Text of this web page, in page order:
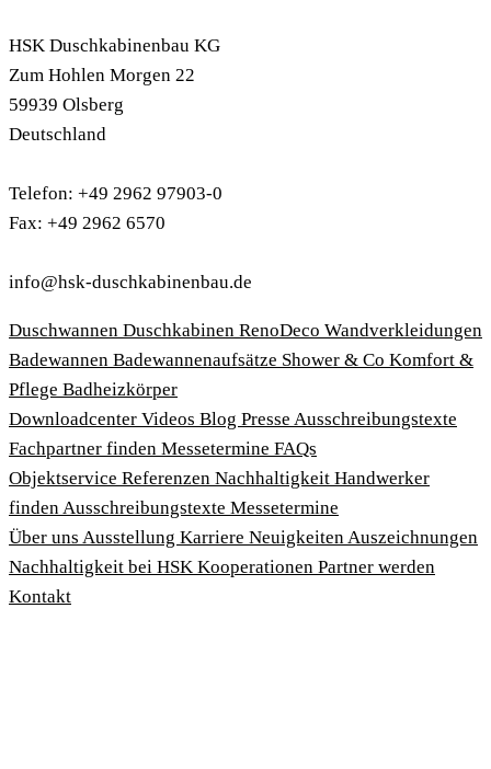
HSK Duschkabinenbau KG
Zum Hohlen Morgen 22
59939 Olsberg
Deutschland
Telefon: +49 2962 97903-0
Fax: +49 2962 6570
info@hsk-duschkabinenbau.de
Duschwannen Duschkabinen RenoDeco Wandverkleidungen
Badewannen Badewannenaufsätze Shower & Co Komfort &
Pflege Badheizkörper
Download­center Videos Blog Presse Ausschreibungstexte
Fachpartner finden Messetermine FAQs
Objektservice Referenzen Nachhaltigkeit Handwerker
finden Ausschreibungstexte Messetermine
Über uns Ausstellung Karriere Neuigkeiten Auszeichnungen
Nachhaltigkeit bei HSK Kooperationen Partner werden
Kontakt